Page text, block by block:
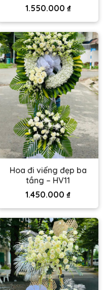
1.550.000 ₫
Hoa đi viếng đẹp ba
tầng – HV11
1.450.000 ₫